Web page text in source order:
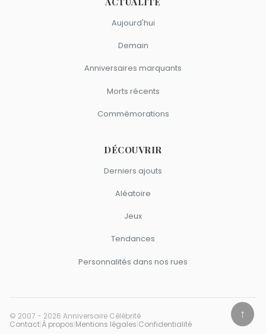
Aujourd'hui
Demain
Anniversaires marquants
Morts récents
Commémorations
DÉCOUVRIR
Derniers ajouts
Aléatoire
Jeux
Tendances
Personnalités dans nos rues
© 2007 - 2026 Anniversaire Célébrité
Contact À propos Mentions légales Confidentialité
↑